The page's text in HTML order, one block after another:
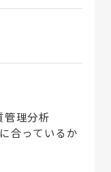
管理分析
合っているか